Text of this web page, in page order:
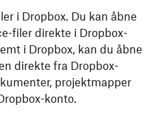
i Dropbox. Du kan åbne
filer direkte i Dropbox-
i Dropbox, kan du åbne
direkte fra Dropbox-
projektmapper
konto.